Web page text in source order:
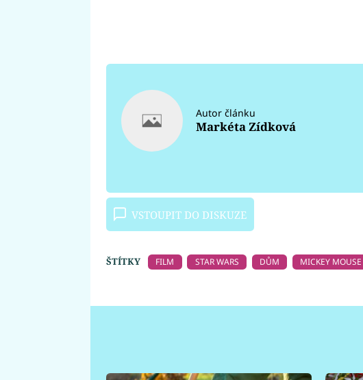
Autor článku
Markéta Zídková
VSTOUPIT DO DISKUZE
ŠTÍTKY FILM STAR WARS DŮM MICKEY MOUSE